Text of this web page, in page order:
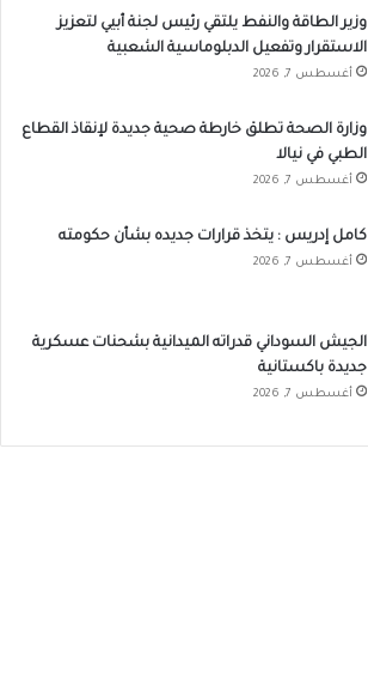
وزير الطاقة والنفط يلتقي رئيس لجنة أبيي لتعزيز
الاستقرار وتفعيل الدبلوماسية الشعبية
أغسطس 7, 2026
وزارة الصحة تطلق خارطة صحية جديدة لإنقاذ القطاع
الطبي في نيالا
أغسطس 7, 2026
كامل إدريس : يتخذ قرارات جديده بشأن حكومته
أغسطس 7, 2026
الجيش السوداني قدراته الميدانية بشحنات عسكرية
جديدة باكستانية
أغسطس 7, 2026